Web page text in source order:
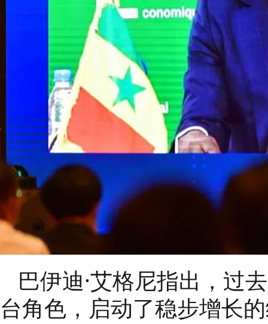
巴伊迪·艾格尼指出，过
台角色，启动了稳步增长